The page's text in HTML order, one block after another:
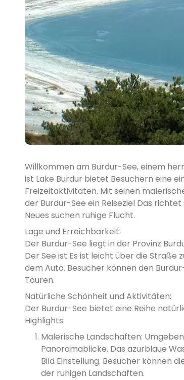
Willkommen am Burdur-See, einem
ist Lake Burdur bietet Besuchern eine
Freizeitaktivitäten. Mit seinen
der Burdur-See ein Reiseziel Das
Neues suchen ruhige Flucht.
Lage und Erreichbarkeit:
Der Burdur-See liegt in der Provinz
Der See ist Es ist leicht über die Straße
dem Auto. Besucher können den
Touren.
Natürliche Schönheit und Aktivitäten:
Der Burdur-See bietet eine Reihe
Highlights:
Malerische Landschaften:
Panoramablicke. Das azurblaue
Bild Einstellung. Besucher können
der ruhigen Landschaften.